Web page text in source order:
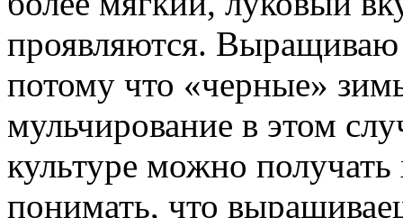
проявляются. Выращиваю
потому что «черные»
мульчирование в этом
культуре можно
понимать, что